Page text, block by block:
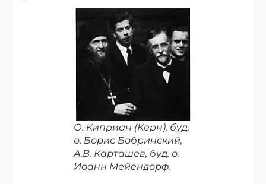
О. Киприан (Керн), буд.
о. Борис Бобринский,
А.В. Карташев, буд. о.
Иоанн Мейендорф.